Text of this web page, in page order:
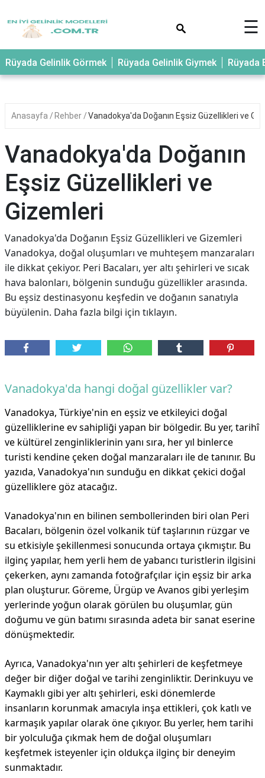
☰
Rüyada Gelinlik Görmek Rüyada Gelinlik Giymek Rüyada
Anasayfa Rehber Vanadokya'da Doğanın Eşsiz Güzellikleri ve
Vanadokya'da Doğanın
Eşsiz Güzellikleri ve
Gizemleri
Vanadokya'da Doğanın Eşsiz Güzellikleri ve Gizemleri
Vanadokya, doğal oluşumları ve muhteşem manzaraları
ile dikkat çekiyor. Peri Bacaları, yer altı şehirleri ve sıcak
hava balonları, bölgenin sunduğu güzellikler arasında.
Bu eşsiz destinasyonu keşfedin ve doğanın sanatıyla
büyülenin. Daha fazla bilgi için tıklayın.
Vanadokya'da hangi doğal güzellikler var?
Vanadokya, Türkiye'nin en eşsiz ve etkileyici doğal
güzelliklerine ev sahipliği yapan bir bölgedir. Bu yer, tarihî
ve kültürel zenginliklerinin yanı sıra, her yıl binlerce
turisti kendine çeken doğal manzaraları ile de tanınır. Bu
yazıda, Vanadokya'nın sunduğu en dikkat çekici doğal
güzelliklere göz atacağız.
Vanadokya'nın en bilinen sembollerinden biri olan Peri
Bacaları, bölgenin özel volkanik tüf taşlarının rüzgar ve
su etkisiyle şekillenmesi sonucunda ortaya çıkmıştır. Bu
ilginç yapılar, hem yerli hem de yabancı turistlerin ilgisini
çekerken, aynı zamanda fotoğrafçılar için eşsiz bir arka
plan oluşturur. Göreme, Ürgüp ve Avanos gibi yerleşim
yerlerinde yoğun olarak görülen bu oluşumlar, gün
doğumu ve gün batımı sırasında adeta bir sanat eserine
dönüşmektedir.
Ayrıca, Vanadokya'nın yer altı şehirleri de keşfetmeye
değer bir diğer doğal ve tarihi zenginliktir. Derinkuyu ve
Kaymaklı gibi yer altı şehirleri, eski dönemlerde
insanların korunmak amacıyla inşa ettikleri, çok katlı ve
karmaşık yapılar olarak öne çıkıyor. Bu yerler, hem tarihi
bir yolculuğa çıkmak hem de doğal oluşumları
keşfetmek isteyenler için oldukça ilginç bir deneyim
sunmaktadır.